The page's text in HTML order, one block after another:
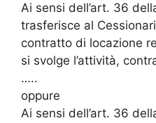
Ai sensi dell’art. 36
trasferisce al
contratto di locazione
si svolge l’attività,
…..
oppure
Ai sensi dell’art. 36